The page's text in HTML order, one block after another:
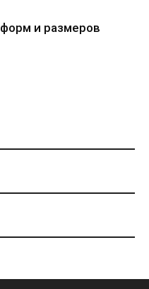
и размеров